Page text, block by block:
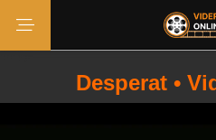
Desperat •